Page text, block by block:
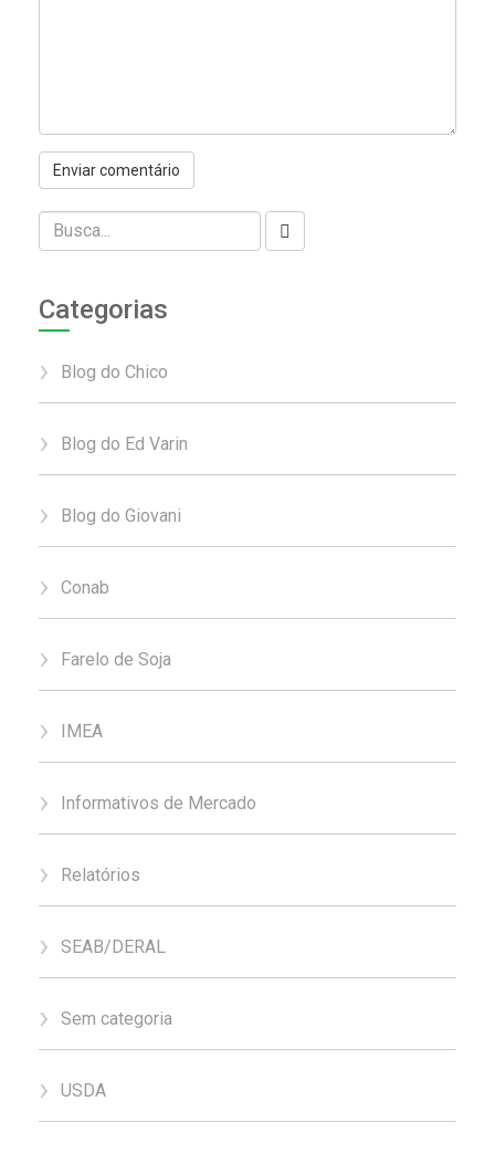
Categorias
Blog do Chico
Blog do Ed Varin
Blog do Giovani
Conab
Farelo de Soja
IMEA
Informativos de Mercado
Relatórios
SEAB/DERAL
Sem categoria
USDA